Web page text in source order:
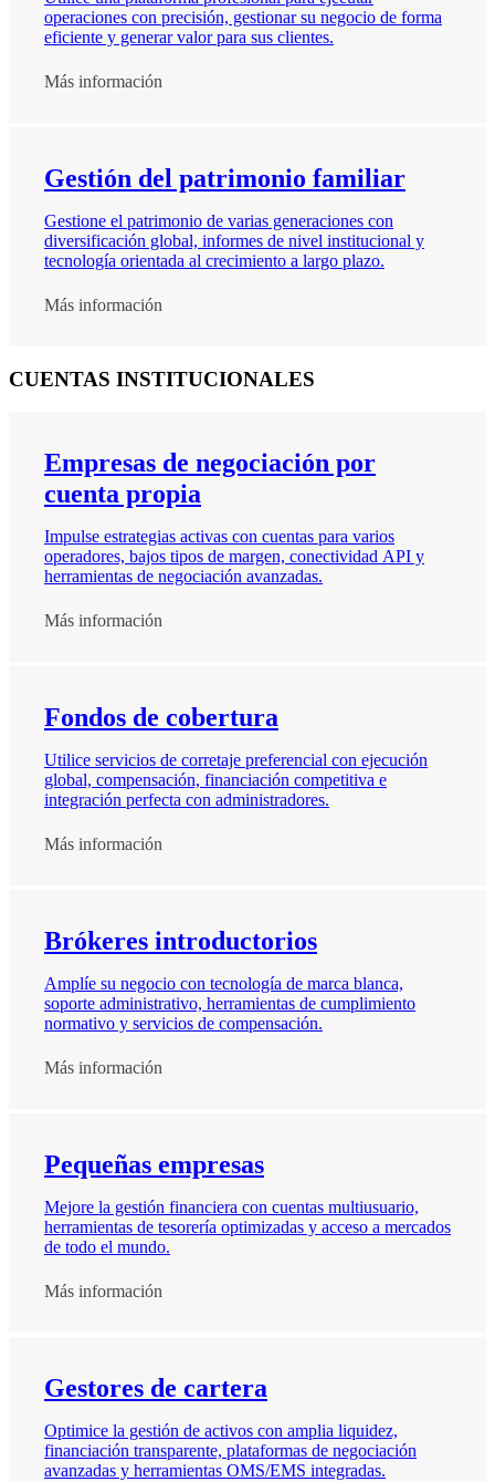
operaciones con precisión, gestionar su negocio de forma
eficiente y generar valor para sus clientes.
Más información
Gestión del patrimonio familiar
Gestione el patrimonio de varias generaciones con
diversificación global, informes de nivel institucional y
tecnología orientada al crecimiento a largo plazo.
Más información
CUENTAS INSTITUCIONALES
Empresas de negociación por
cuenta propia
Impulse estrategias activas con cuentas para varios
operadores, bajos tipos de margen, conectividad API y
herramientas de negociación avanzadas.
Más información
Fondos de cobertura
Utilice servicios de corretaje preferencial con ejecución
global, compensación, financiación competitiva e
integración perfecta con administradores.
Más información
Brókeres introductorios
Amplíe su negocio con tecnología de marca blanca,
soporte administrativo, herramientas de cumplimiento
normativo y servicios de compensación.
Más información
Pequeñas empresas
Mejore la gestión financiera con cuentas multiusuario,
herramientas de tesorería optimizadas y acceso a mercados
de todo el mundo.
Más información
Gestores de cartera
Optimice la gestión de activos con amplia liquidez,
financiación transparente, plataformas de negociación
avanzadas y herramientas OMS/EMS integradas.